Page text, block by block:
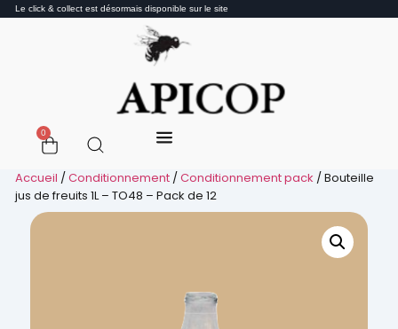
Le click & collect est désormais disponible sur le site
0
Accueil /Conditionnement /Conditionnement pack / Bouteille
jus de freuits 1L – TO48 – Pack de 12